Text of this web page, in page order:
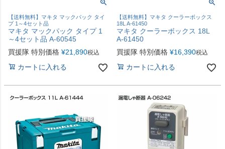
【送料無料】マキタ マックパック タイ
プ 1～4セット品
マキタ マックパック タイプ 1
～4セット品 A-60545
買援隊 特別価格 ¥21,890税込
カートに入れる
【送料無料】マキタ クーラーボックス
18L A-61450
マキタ クーラーボックス 18L
A-61450
買援隊 特別価格 ¥16,390税込
カートに入れる